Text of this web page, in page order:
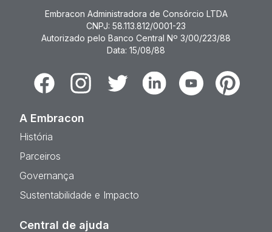
Embracon Administradora de Consórcio LTDA
CNPJ: 58.113.812/0001-23
Autorizado pelo Banco Central Nº 3/00/223/88
Data: 15/08/88
FacebookInstagramTwitter LinkedinYoutubePinterest
A Embracon
História
Parceiros
Governança
Sustentabilidade e Impacto
Central de ajuda